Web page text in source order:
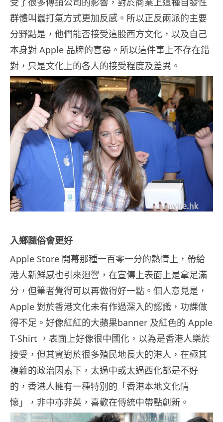
群體叫囂打氣方式更加反感。所以正反兩派的主要
分野點是，他們能否接受這股西方文化，以及自己
本身對 Apple 品牌的喜惡。所以這件事上不存在錯
對，只是文化上的各人的接受程度及差異。
入鄉隨俗會更好
Apple Store 開幕那種一百零一分的熱情上，帶給
港人新鮮感也引來迴響，在宣傳上表面上是拿足滿
分，但筆者覺得可以再做得好一點。個人意見是，
Apple 對於香港文化未有作過深入的認識，功課做
得不足。好像紅紅的大蘋果banner 及紅色的 Apple
T-Shirt ，表面上好像很中國化，以為是香港人樂於
接受，但其實對於很多殖民地長大的港人，在極其
複雜的政治因素下，太過中或太過西化都是不好
的，香港人擁有一種特別的「香港本地文化情
懷」，非中亦非英，喜歡在傳統中帶點創新。